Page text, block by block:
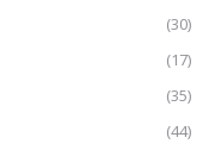
(30)
(17)
(35)
(44)